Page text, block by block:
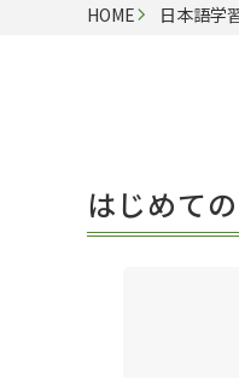
HOME 日本語学
はじめて